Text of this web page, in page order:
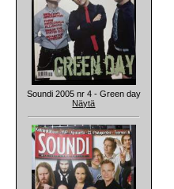
Soundi 2005 nr 4 - Green day
Näytä